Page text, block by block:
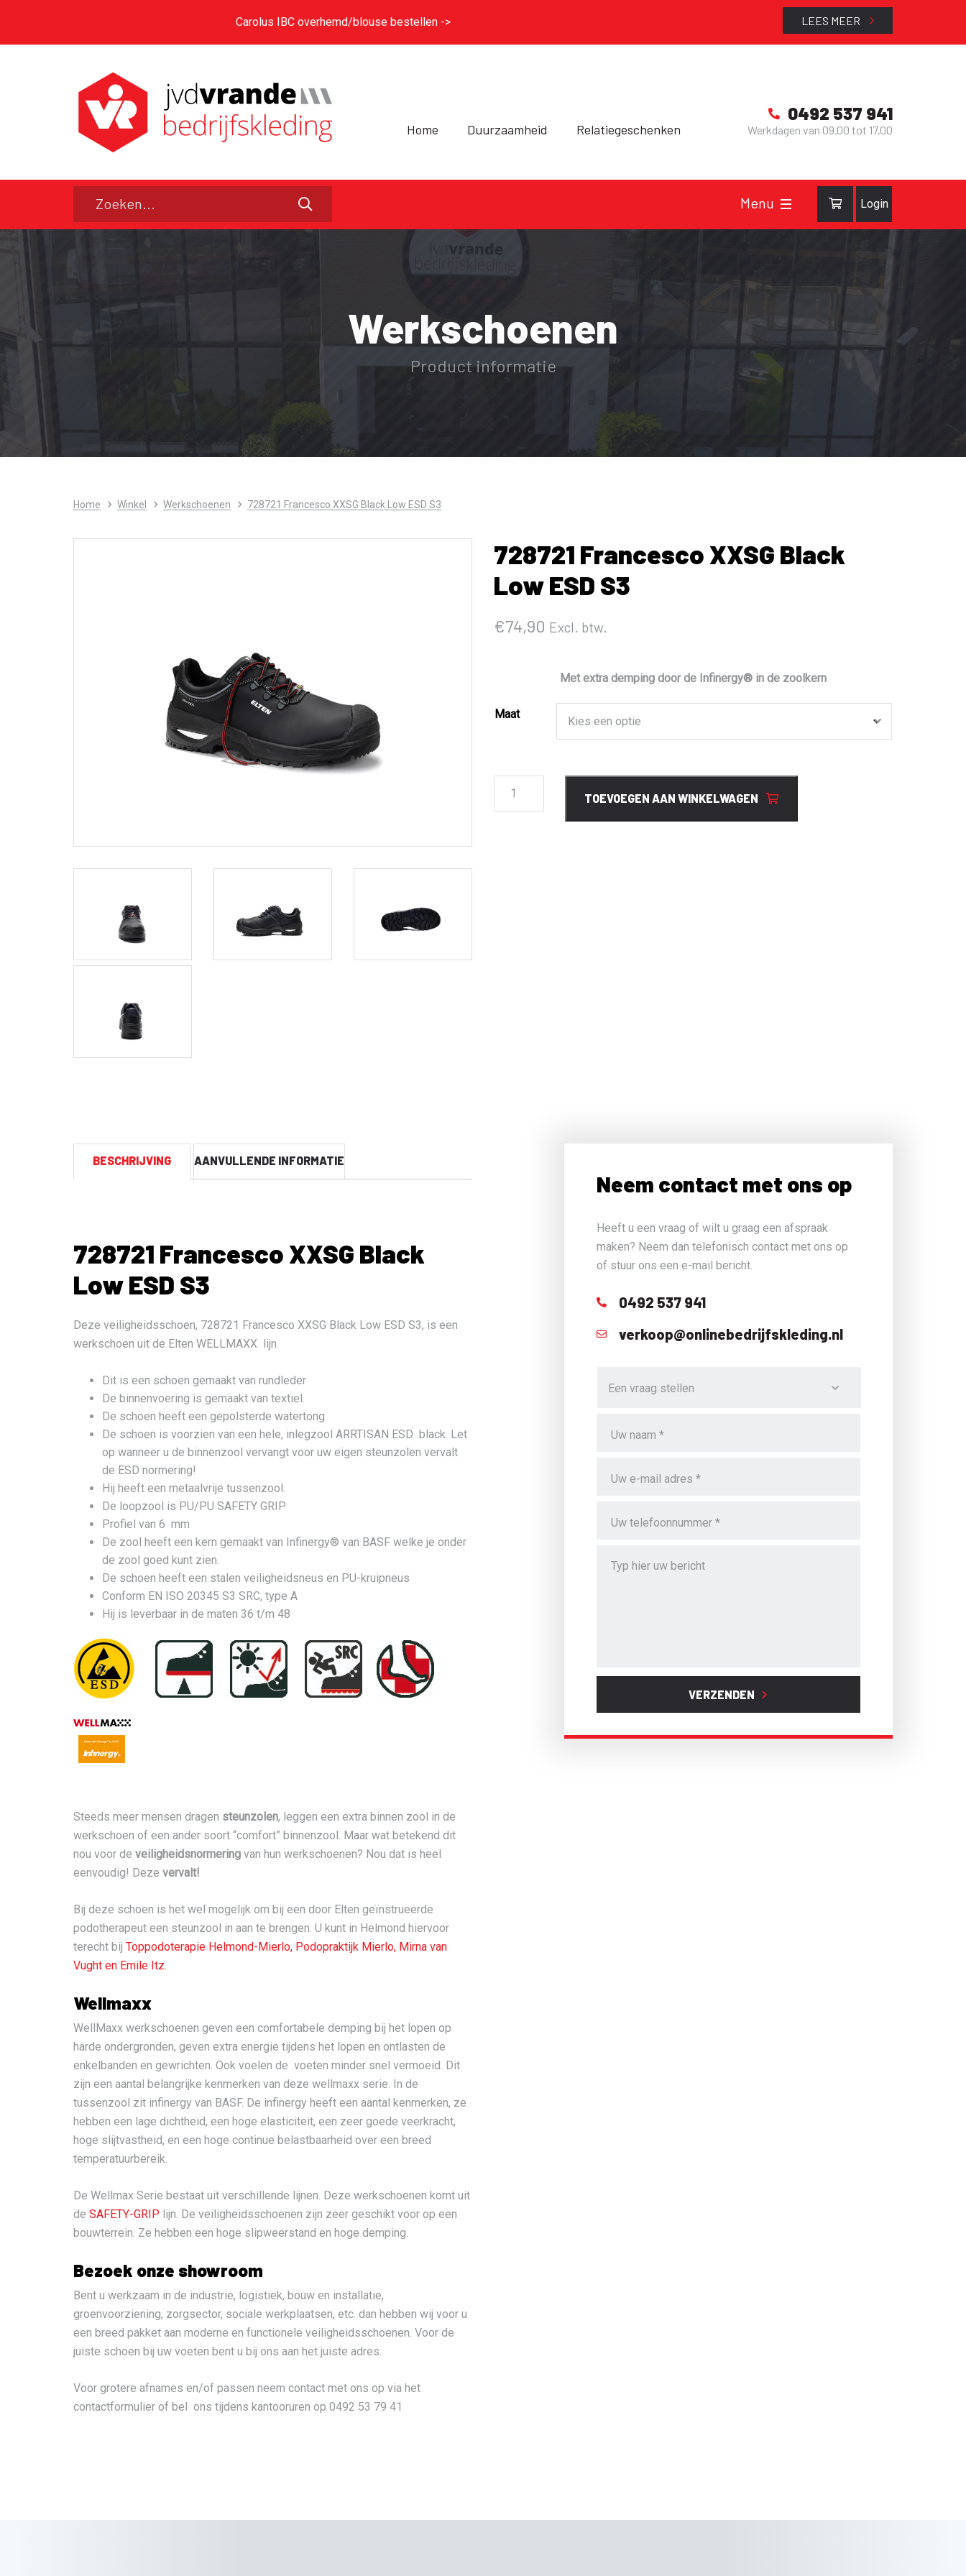
Carolus IBC overhemd/blouse bestellen -> LEES MEER
0492 537 941
Werkdagen van 09.00 tot 17.00
Home Duurzaamheid Relatiegeschenken
Login
Werkschoenen
Product informatie
Home Winkel Werkschoenen 728721 Francesco XXSG Black Low ESD S3
728721 Francesco XXSG Black
Low ESD S3
€74,90 Excl. btw.
Met extra demping door de Infinergy® in de zoolkern
Maat
Francesco
TOEVOEGEN AAN WINKELWAGEN
BESCHRIJVING AANVULLENDE INFORMATIE
728721 Francesco XXSG Black
Low ESD S3
Deze veiligheidsschoen, 728721 Francesco XXSG Black Low ESD S3, is een
werkschoen uit de Elten WELLMAXX lijn.
Dit is een schoen gemaakt van rundleder
De binnenvoering is gemaakt van textiel.
De schoen heeft een gepolsterde watertong
De schoen is voorzien van een hele, inlegzool ARRTISAN ESD black. Let
op wanneer u de binnenzool vervangt voor uw eigen steunzolen vervalt
de ESD normering!
Hij heeft een metaalvrije tussenzool.
De loopzool is PU/PU SAFETY GRIP
Profiel van 6 mm
De zool heeft een kern gemaakt van Infinergy® van BASF welke je onder
de zool goed kunt zien.
De schoen heeft een stalen veiligheidsneus en PU-kruipneus
Conform EN ISO 20345 S3 SRC, type A
Hij is leverbaar in de maten 36 t/m 48
Steeds meer mensen dragen steunzolen, leggen een extra binnen zool in de
werkschoen of een ander soort “comfort” binnenzool. Maar wat betekend dit
nou voor de veiligheidsnormering van hun werkschoenen? Nou dat is heel
eenvoudig! Deze vervalt!
Bij deze schoen is het wel mogelijk om bij een door Elten geïnstrueerde
podotherapeut een steunzool in aan te brengen. U kunt in Helmond hiervoor
terecht bij Toppodoterapie Helmond-Mierlo, Podopraktijk Mierlo, Mirna van
Vught en Emile Itz.
Wellmaxx
WellMaxx werkschoenen geven een comfortabele demping bij het lopen op
harde ondergronden, geven extra energie tijdens het lopen en ontlasten de
enkelbanden en gewrichten. Ook voelen de voeten minder snel vermoeid. Dit
zijn een aantal belangrijke kenmerken van deze wellmaxx serie. In de
tussenzool zit infinergy van BASF. De infinergy heeft een aantal kenmerken, ze
hebben een lage dichtheid, een hoge elasticiteit, een zeer goede veerkracht,
hoge slijtvastheid, en een hoge continue belastbaarheid over een breed
temperatuurbereik.
De Wellmax Serie bestaat uit verschillende lijnen. Deze werkschoenen komt uit
de SAFETY-GRIP lijn. De veiligheidsschoenen zijn zeer geschikt voor op een
bouwterrein. Ze hebben een hoge slipweerstand en hoge demping.
Bezoek onze showroom
Bent u werkzaam in de industrie, logistiek, bouw en installatie,
groenvoorziening, zorgsector, sociale werkplaatsen, etc. dan hebben wij voor u
een breed pakket aan moderne en functionele veiligheidsschoenen. Voor de
juiste schoen bij uw voeten bent u bij ons aan het juiste adres.
Voor grotere afnames en/of passen neem contact met ons op via het
contactformulier of bel ons tijdens kantooruren op 0492 53 79 41
Neem contact met ons op
Heeft u een vraag of wilt u graag een afspraak
maken? Neem dan telefonisch contact met ons op
of stuur ons een e-mail bericht.
0492 537 941
verkoop@onlinebedrijfskleding.nl
VERZENDEN